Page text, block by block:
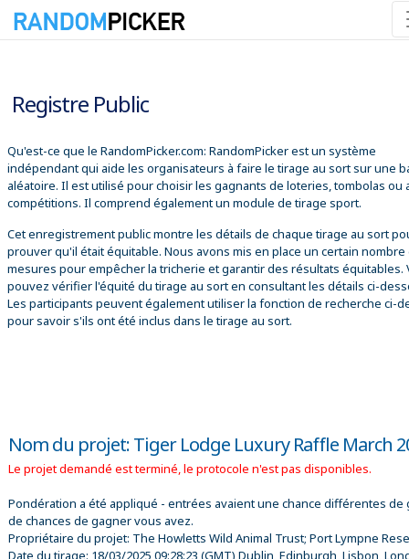
Registre Public
Qu'est-ce que le RandomPicker.com: RandomPicker est un système
indépendant qui aide les organisateurs à faire le tirage au sort sur une
aléatoire. Il est utilisé pour choisir les gagnants de loteries, tombolas ou
compétitions. Il comprend également un module de tirage sport.
Cet enregistrement public montre les détails de chaque tirage au sort
prouver qu'il était équitable. Nous avons mis en place un certain nombre
mesures pour empêcher la tricherie et garantir des résultats équitables.
pouvez vérifier l'équité du tirage au sort en consultant les détails ci-
Les participants peuvent également utiliser la fonction de recherche ci-
pour savoir s'ils ont été inclus dans le tirage au sort.
Nom du projet: Tiger Lodge Luxury Raffle March
Le projet demandé est terminé, le protocole n'est pas disponibles.
Pondération a été appliqué - entrées avaient une chance différentes
de chances de gagner vous avez.
Propriétaire du projet: The Howletts Wild Animal Trust; Port Lympne
Date du tirage: 18/03/2025 09:28:23 (GMT) Dublin, Edinburgh, Lisbon,